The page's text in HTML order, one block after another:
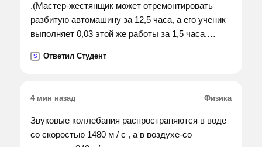
.(Мастер-жестянщик может отремонтировать
разбитую автомашину за 12,5 часа, а его ученик
выполняет 0,03 этой же работы за 1,5 часа.
выполнения этой работы.).
S Ответил Студент
4 мин назад Физика
Звуковые коллебания распространяются в воде
со скоростью 1480 м / с , а в воздухе-со